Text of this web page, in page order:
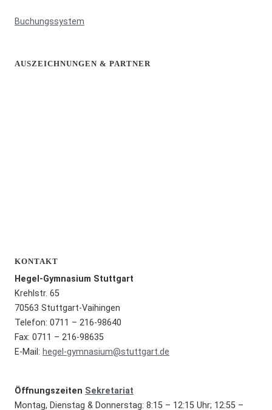
Buchungssystem
AUSZEICHNUNGEN & PARTNER
KONTAKT
Hegel-Gymnasium Stuttgart
Krehlstr. 65
70563 Stuttgart-Vaihingen
Telefon: 0711 – 216-98640
Fax: 0711 – 216-98635
E-Mail: hegel-gymnasium@stuttgart.de
Öffnungszeiten Sekretariat
Montag, Dienstag & Donnerstag: 8:15 – 12:15 Uhr; 12:55 –